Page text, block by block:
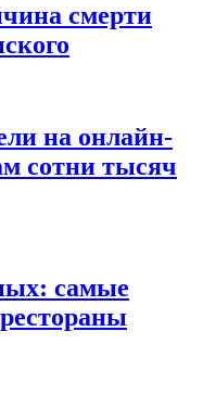
смерти
на онлайн-
сотни тысяч
самые